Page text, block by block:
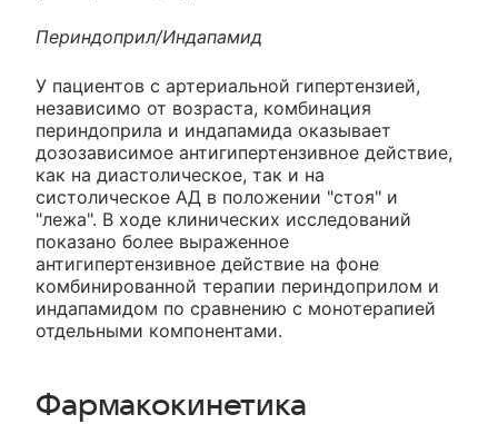
Периндоприл/Индапамид
У пациентов с артериальной гипертензией,
независимо от возраста, комбинация
периндоприла и индапамида оказывает
дозозависимое антигипертензивное действие,
как на диастолическое, так и на
систолическое АД в положении "стоя" и
"лежа". В ходе клинических исследований
показано более выраженное
антигипертензивное действие на фоне
комбинированной терапии периндоприлом и
индапамидом по сравнению с монотерапией
отдельными компонентами.
Фармакокинетика